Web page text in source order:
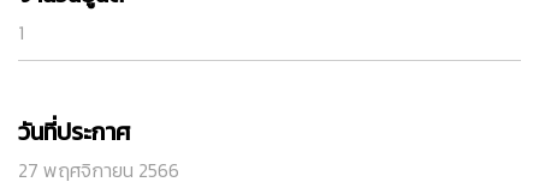
1
วันที่ประกาศ
27 พฤศจิกายน 2566